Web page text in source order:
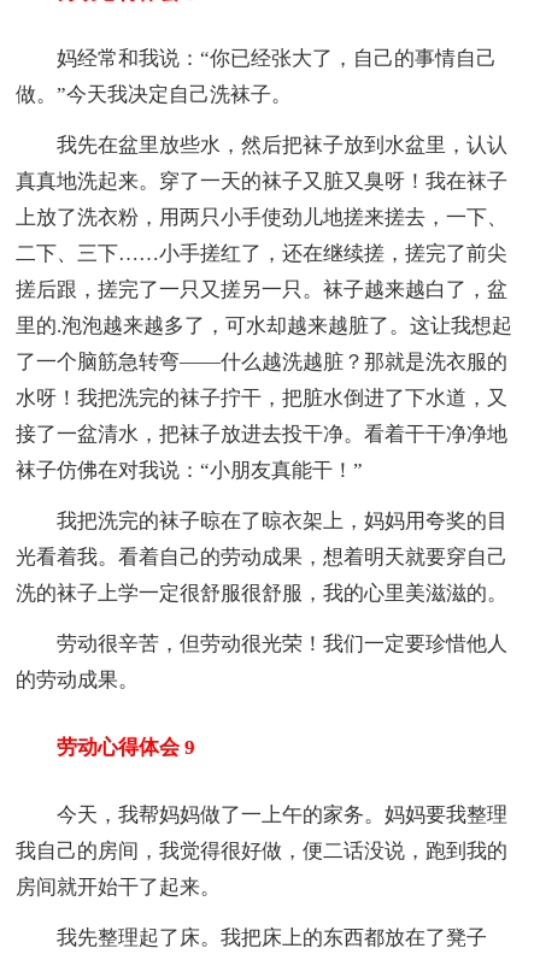
妈经常和我说：“你已经张大了，自己的事情自己
做。”今天我决定自己洗袜子。
我先在盆里放些水，然后把袜子放到水盆里，认认
真真地洗起来。穿了一天的袜子又脏又臭呀！我在袜子
上放了洗衣粉，用两只小手使劲儿地搓来搓去，一下、
二下、三下……小手搓红了，还在继续搓，搓完了前尖
搓后跟，搓完了一只又搓另一只。袜子越来越白了，盆
里的.泡泡越来越多了，可水却越来越脏了。这让我想起
了一个脑筋急转弯——什么越洗越脏？那就是洗衣服的
水呀！我把洗完的袜子拧干，把脏水倒进了下水道，又
接了一盆清水，把袜子放进去投干净。看着干干净净地
袜子仿佛在对我说：“小朋友真能干！”
我把洗完的袜子晾在了晾衣架上，妈妈用夸奖的目
光看着我。看着自己的劳动成果，想着明天就要穿自己
洗的袜子上学一定很舒服很舒服，我的心里美滋滋的。
劳动很辛苦，但劳动很光荣！我们一定要珍惜他人
的劳动成果。
劳动心得体会 9
今天，我帮妈妈做了一上午的家务。妈妈要我整理
我自己的房间，我觉得很好做，便二话没说，跑到我的
房间就开始干了起来。
我先整理起了床。我把床上的东西都放在了凳子